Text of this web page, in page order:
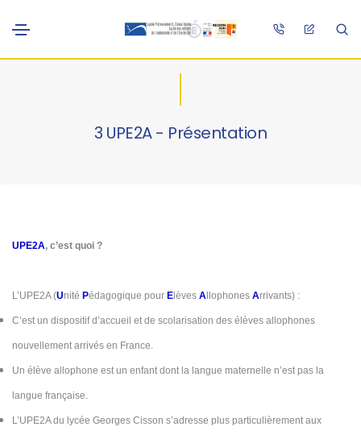
3 UPE2A - Présentation
UPE2A, c’est quoi ?
L’UPE2A (Unité Pédagogique pour E lèves A llophones Arrivants) :
C’est un dispositif d’accueil et de scolarisation des élèves allophones
nouvellement arrivés en France.
Un élève allophone est un enfant dont la langue maternelle n’est pas la
langue française.
L’UPE2A du lycée Georges Cisson s’adresse plus particulièrement aux